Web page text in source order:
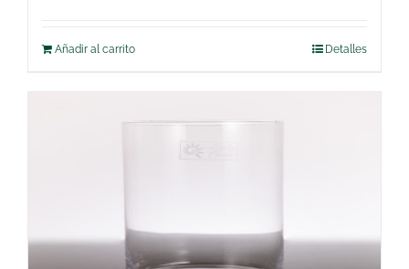
Añadir al carrito Detalles